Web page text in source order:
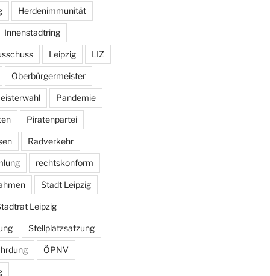
Herdenimmunität
Innenstadtring
Leipzig LIZ
Oberbürgermeister
Pandemie
Piratenpartei
Radverkehr
rechtskonform
Stadt Leipzig
Leipzig
Stellplatzsatzung
ÖPNV